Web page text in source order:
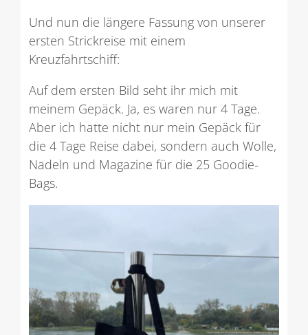
Und nun die längere Fassung von unserer
ersten Strickreise mit einem
Kreuzfahrtschiff:
Auf dem ersten Bild seht ihr mich mit
meinem Gepäck. Ja, es waren nur 4 Tage.
Aber ich hatte nicht nur mein Gepäck für
die 4 Tage Reise dabei, sondern auch Wolle,
Nadeln und Magazine für die 25 Goodie-
Bags.